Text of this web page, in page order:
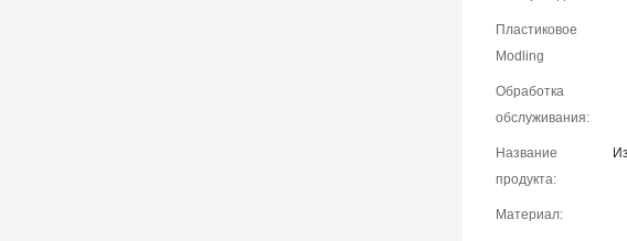
Пластиковое
Modling
Обработка
обслуживания:
Название
продукта:
Материал: